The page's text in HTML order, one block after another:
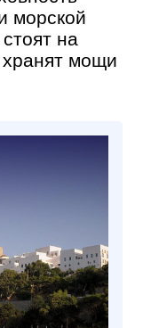
морской
на
мощи